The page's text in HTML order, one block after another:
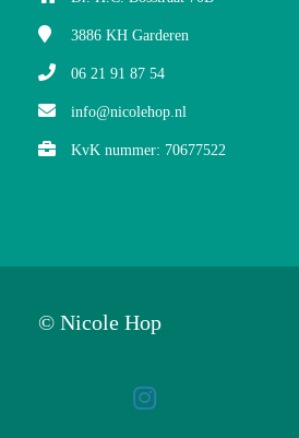
3886 KH Garderen
06 21 91 87 54
info@nicolehop.nl
KvK nummer: 70677522
© Nicole Hop